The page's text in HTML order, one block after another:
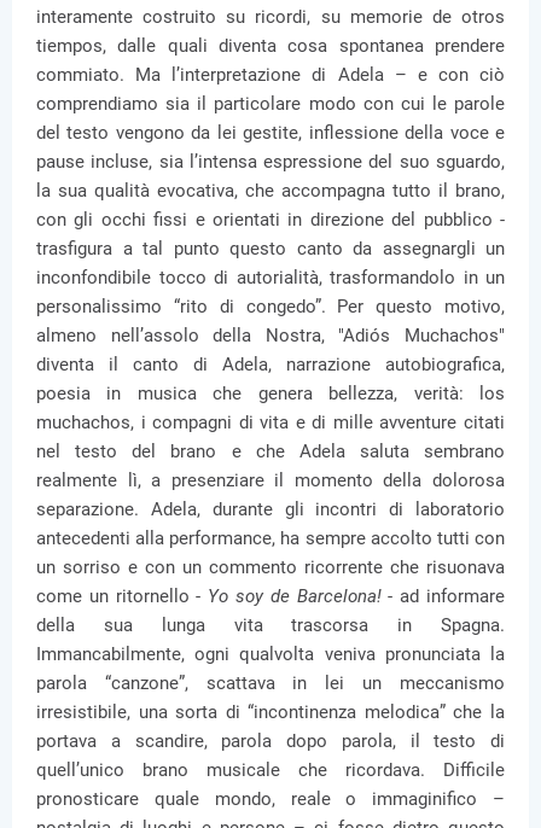
interamente costruito su ricordi, su memorie de otros
tiempos, dalle quali diventa cosa spontanea prendere
commiato. Ma l’interpretazione di Adela – e con ciò
comprendiamo sia il particolare modo con cui le parole
del testo vengono da lei gestite, inflessione della voce e
pause incluse, sia l’intensa espressione del suo sguardo,
la sua qualità evocativa, che accompagna tutto il brano,
con gli occhi fissi e orientati in direzione del pubblico -
trasfigura a tal punto questo canto da assegnargli un
inconfondibile tocco di autorialità, trasformandolo in un
personalissimo “rito di congedo”. Per questo motivo,
almeno nell’assolo della Nostra, "Adiós Muchachos"
diventa il canto di Adela, narrazione autobiografica,
poesia in musica che genera bellezza, verità: los
muchachos, i compagni di vita e di mille avventure citati
nel testo del brano e che Adela saluta sembrano
realmente lì, a presenziare il momento della dolorosa
separazione. Adela, durante gli incontri di laboratorio
antecedenti alla performance, ha sempre accolto tutti con
un sorriso e con un commento ricorrente che risuonava
come un ritornello - Yo soy de Barcelona!- ad informare
della sua lunga vita trascorsa in Spagna.
Immancabilmente, ogni qualvolta veniva pronunciata la
parola “canzone”, scattava in lei un meccanismo
irresistibile, una sorta di “incontinenza melodica” che la
portava a scandire, parola dopo parola, il testo di
quell’unico brano musicale che ricordava. Difficile
pronosticare quale mondo, reale o immaginifico –